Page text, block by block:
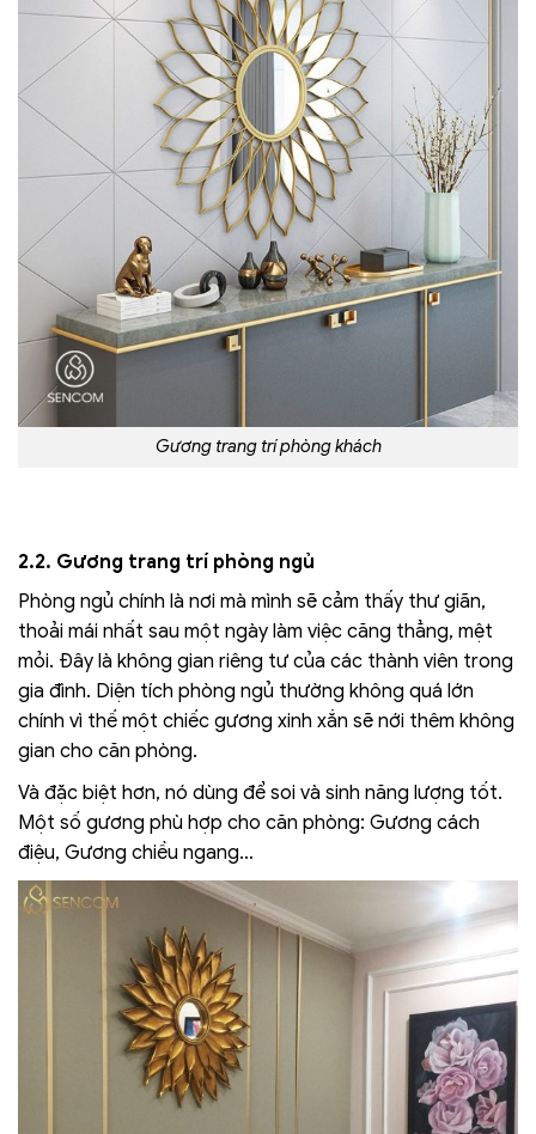
Gương trang trí phòng khách
2.2. Gương trang trí phòng ngủ
Phòng ngủ chính là nơi mà mình sẽ cảm thấy thư giãn,
thoải mái nhất sau một ngày làm việc căng thẳng, mệt
mỏi. Đây là không gian riêng tư của các thành viên trong
gia đình. Diện tích phòng ngủ thường không quá lớn
chính vì thế một chiếc gương xinh xắn sẽ nới thêm không
gian cho căn phòng.
Và đặc biệt hơn, nó dùng để soi và sinh năng lượng tốt.
Một số gương phù hợp cho căn phòng: Gương cách
điệu, Gương chiều ngang…